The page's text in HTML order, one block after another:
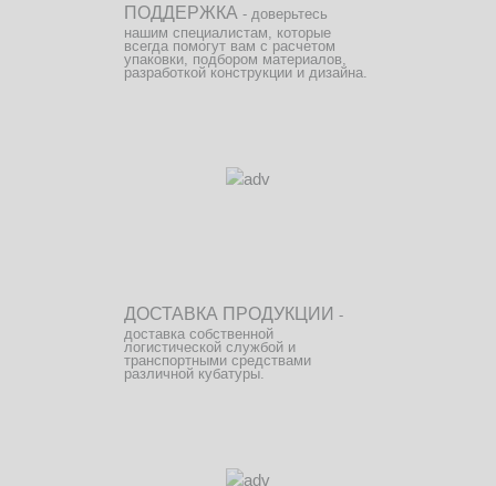
ПОДДЕРЖКА - доверьтесь
нашим специалистам, которые
всегда помогут вам с расчетом
упаковки, подбором материалов,
разработкой конструкции и дизайна.
ДОСТАВКА ПРОДУКЦИИ -
доставка собственной
логистической службой и
транспортными средствами
различной кубатуры.